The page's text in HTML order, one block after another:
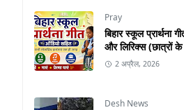
Pray
बिहार स्कूल प्रार्थना
और लिरिक्स (छात्रों के
2 अप्रैल, 2026
Desh News